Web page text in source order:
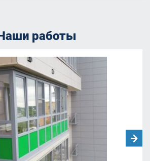
работы